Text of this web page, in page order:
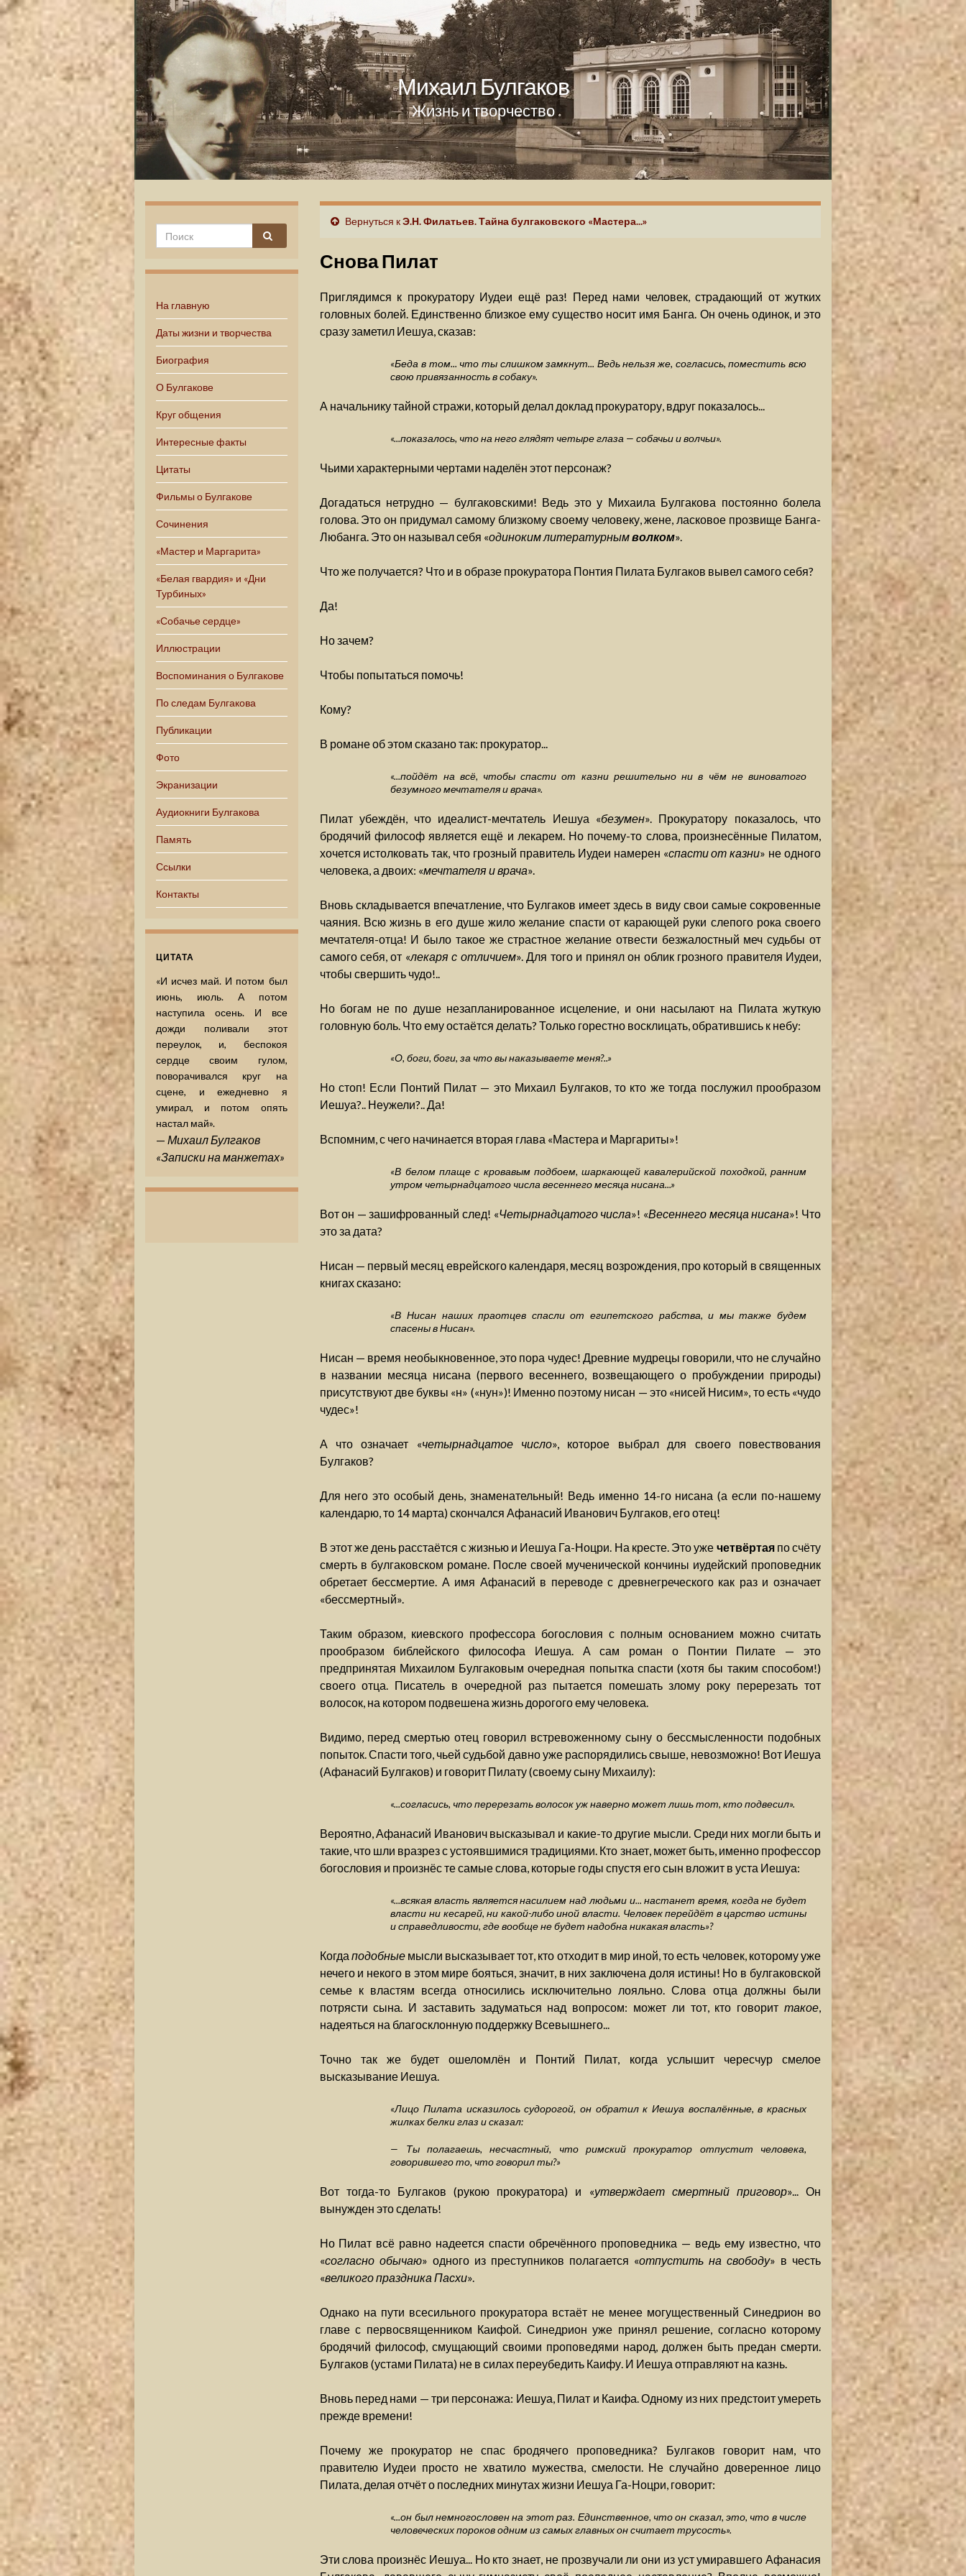
Михаил Булгаков
Жизнь и творчество
На главную
Даты жизни и творчества
Биография
О Булгакове
Круг общения
Интересные факты
Цитаты
Фильмы о Булгакове
Сочинения
«Мастер и Маргарита»
«Белая гвардия» и «Дни
Турбиных»
«Собачье сердце»
Иллюстрации
Воспоминания о Булгакове
По следам Булгакова
Публикации
Фото
Экранизации
Аудиокниги Булгакова
Память
Ссылки
Контакты
ЦИТАТА
«И исчез май. И потом был
июнь, июль. А потом
наступила осень. И все
дожди поливали этот
переулок, и, беспокоя
сердце своим гулом,
поворачивался круг на
сцене, и ежедневно я
умирал, и потом опять
настал май».
— Михаил Булгаков
«Записки на манжетах»
Вернуться кЭ.Н. Филатьев. Тайна булгаковского «Мастера...»
Снова Пилат
Приглядимся к прокуратору Иудеи ещё раз! Перед нами человек, страдающий от жутких
головных болей. Единственно близкое ему существо носит имя Банга. Он очень одинок, и это
сразу заметил Иешуа, сказав:
«Беда в том... что ты слишком замкнут... Ведь нельзя же, согласись, поместить всю
свою привязанность в собаку».
А начальнику тайной стражи, который делал доклад прокуратору, вдруг показалось...
«...показалось, что на него глядят четыре глаза — собачьи и волчьи».
Чьими характерными чертами наделён этот персонаж?
Догадаться нетрудно — булгаковскими! Ведь это у Михаила Булгакова постоянно болела
голова. Это он придумал самому близкому своему человеку, жене, ласковое прозвище Банга-
Любанга. Это он называл себя «одиноким литературнымволком».
Что же получается? Что и в образе прокуратора Понтия Пилата Булгаков вывел самого себя?
Да!
Но зачем?
Чтобы попытаться помочь!
Кому?
В романе об этом сказано так: прокуратор...
«...пойдёт на всё, чтобы спасти от казни решительно ни в чём не виноватого
безумного мечтателя и врача».
Пилат убеждён, что идеалист-мечтатель Иешуа «безумен». Прокуратору показалось, что
бродячий философ является ещё и лекарем. Но почему-то слова, произнесённые Пилатом,
хочется истолковать так, что грозный правитель Иудеи намерен «спасти от казни» не одного
человека, а двоих: «мечтателя и врача».
Вновь складывается впечатление, что Булгаков имеет здесь в виду свои самые сокровенные
чаяния. Всю жизнь в его душе жило желание спасти от карающей руки слепого рока своего
мечтателя-отца! И было такое же страстное желание отвести безжалостный меч судьбы от
самого себя, от «лекаря с отличием». Для того и принял он облик грозного правителя Иудеи,
чтобы свершить чудо!..
Но богам не по душе незапланированное исцеление, и они насылают на Пилата жуткую
головную боль. Что ему остаётся делать? Только горестно восклицать, обратившись к небу:
«О, боги, боги, за что вы наказываете меня?..»
Но стоп! Если Понтий Пилат — это Михаил Булгаков, то кто же тогда послужил прообразом
Иешуа?.. Неужели?.. Да!
Вспомним, с чего начинается вторая глава «Мастера и Маргариты»!
«В белом плаще с кровавым подбоем, шаркающей кавалерийской походкой, ранним
утром четырнадцатого числа весеннего месяца нисана...»
Вот он — зашифрованный след! «Четырнадцатого числа»! «Весеннего месяца нисана»! Что
это за дата?
Нисан — первый месяц еврейского календаря, месяц возрождения, про который в священных
книгах сказано:
«В Нисан наших праотцев спасли от египетского рабства, и мы также будем
спасены в Нисан».
Нисан — время необыкновенное, это пора чудес! Древние мудрецы говорили, что не случайно
в названии месяца нисана (первого весеннего, возвещающего о пробуждении природы)
присутствуют две буквы «н» («нун»)! Именно поэтому нисан — это «нисей Нисим», то есть «чудо
чудес»!
А что означает «четырнадцатое число», которое выбрал для своего повествования
Булгаков?
Для него это особый день, знаменательный! Ведь именно 14-го нисана (а если по-нашему
календарю, то 14 марта) скончался Афанасий Иванович Булгаков, его отец!
В этот же день расстаётся с жизнью и Иешуа Га-Ноцри. На кресте. Это уже четвёртаяпо счёту
смерть в булгаковском романе. После своей мученической кончины иудейский проповедник
обретает бессмертие. А имя Афанасий в переводе с древнегреческого как раз и означает
«бессмертный».
Таким образом, киевского профессора богословия с полным основанием можно считать
прообразом библейского философа Иешуа. А сам роман о Понтии Пилате — это
предпринятая Михаилом Булгаковым очередная попытка спасти (хотя бы таким способом!)
своего отца. Писатель в очередной раз пытается помешать злому року перерезать тот
волосок, на котором подвешена жизнь дорогого ему человека.
Видимо, перед смертью отец говорил встревоженному сыну о бессмысленности подобных
попыток. Спасти того, чьей судьбой давно уже распорядились свыше, невозможно! Вот Иешуа
(Афанасий Булгаков) и говорит Пилату (своему сыну Михаилу):
«...согласись, что перерезать волосок уж наверно может лишь тот, кто подвесил».
Вероятно, Афанасий Иванович высказывал и какие-то другие мысли. Среди них могли быть и
такие, что шли вразрез с устоявшимися традициями. Кто знает, может быть, именно профессор
богословия и произнёс те самые слова, которые годы спустя его сын вложит в уста Иешуа:
«...всякая власть является насилием над людьми и... настанет время, когда не будет
власти ни кесарей, ни какой-либо иной власти. Человек перейдёт в царство истины
и справедливости, где вообще не будет надобна никакая власть»?
Когда подобныемысли высказывает тот, кто отходит в мир иной, то есть человек, которому уже
нечего и некого в этом мире бояться, значит, в них заключена доля истины! Но в булгаковской
семье к властям всегда относились исключительно лояльно. Слова отца должны были
потрясти сына. И заставить задуматься над вопросом: может ли тот, кто говорит такое,
надеяться на благосклонную поддержку Всевышнего...
Точно так же будет ошеломлён и Понтий Пилат, когда услышит чересчур смелое
высказывание Иешуа.
«Лицо Пилата исказилось судорогой, он обратил к Иешуа воспалённые, в красных
жилках белки глаз и сказал:
— Ты полагаешь, несчастный, что римский прокуратор отпустит человека,
говорившего то, что говорил ты?»
Вот тогда-то Булгаков (рукою прокуратора) и «утверждает смертный приговор»... Он
вынужден это сделать!
Но Пилат всё равно надеется спасти обречённого проповедника — ведь ему известно, что
«согласно обычаю» одного из преступников полагается «отпустить на свободу» в честь
«великого праздника Пасхи».
Однако на пути всесильного прокуратора встаёт не менее могущественный Синедрион во
главе с первосвященником Каифой. Синедрион уже принял решение, согласно которому
бродячий философ, смущающий своими проповедями народ, должен быть предан смерти.
Булгаков (устами Пилата) не в силах переубедить Каифу. И Иешуа отправляют на казнь.
Вновь перед нами — три персонажа: Иешуа, Пилат и Каифа. Одному из них предстоит умереть
прежде времени!
Почему же прокуратор не спас бродячего проповедника? Булгаков говорит нам, что
правителю Иудеи просто не хватило мужества, смелости. Не случайно доверенное лицо
Пилата, делая отчёт о последних минутах жизни Иешуа Га-Ноцри, говорит:
«...он был немногословен на этот раз. Единственное, что он сказал, это, что в числе
человеческих пороков одним из самых главных он считает трусость».
Эти слова произнёс Иешуа... Но кто знает, не прозвучали ли они из уст умиравшего Афанасия